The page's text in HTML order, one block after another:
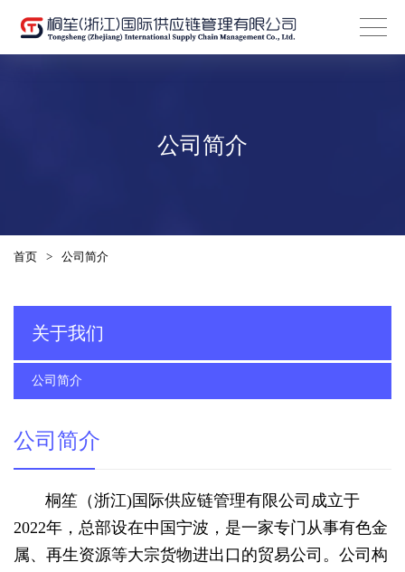
公司简介
首页 > 公司简介
关于我们
公司简介
公司简介
桐笙（浙江)国际供应链管理有限公司成立于
2022年，总部设在中国宁波，是一家专门从事有色金
属、再生资源等大宗货物进出口的贸易公司。公司构